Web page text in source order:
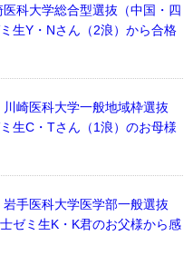
医科大学総合型選抜（中国・四
生Y・Nさん（2浪）から合格
川崎医科大学一般地域枠選抜
生C・Tさん（1浪）のお母様
岩手医科大学医学部一般選抜
ゼミ生K・K君のお父様から感